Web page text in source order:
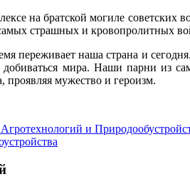
на братской могиле советских
страшных и кровопролитных
переживает наша страна и
добиваться мира. Наши парни из
мужество и героизм.
и